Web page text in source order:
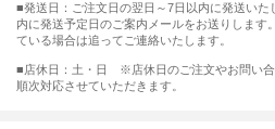
■発送日：ご注文日の翌日～7日以内に発送いた
内に発送予定日のご案内メールをお送りします
ている場合は追ってご連絡いたします。
■店休日：土・日 ※店休日のご注文やお問い合
順次対応させていただきます。